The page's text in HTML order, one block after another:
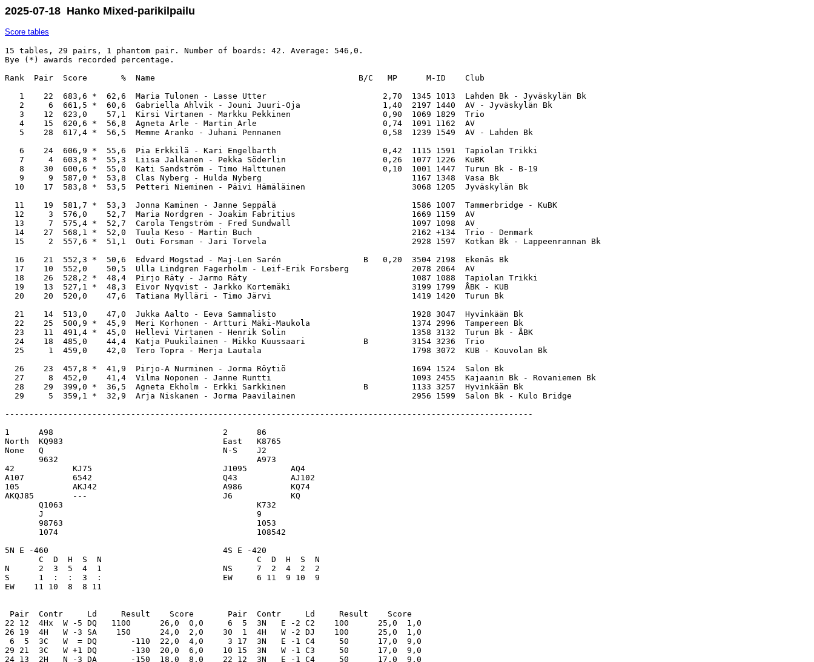
2025-07-18 Hanko Mixed-parikilpailu
Score tables
15 tables, 29 pairs, 1 phantom pair. Number of boards: 42. Average: 546,0.
Bye (*) awards recorded percentage.
Rank  Pair  Score       %  Name                                          B/C   MP      M-ID    Club
   1    22  683,6 *  62,6  Maria Tulonen - Lasse Utter                        2,70  1345 1013  Lahden Bk - Jyväskylän Bk
   2     6  661,5 *  60,6  Gabriella Ahlvik - Jouni Juuri-Oja                 1,40  2197 1440  AV - Jyväskylän Bk
   3    12  623,0    57,1  Kirsi Virtanen - Markku Pekkinen                   0,90  1069 1829  Trio
   4    15  620,6 *  56,8  Agneta Arle - Martin Arle                          0,74  1091 1162  AV
   5    28  617,4 *  56,5  Memme Aranko - Juhani Pennanen                     0,58  1239 1549  AV - Lahden Bk
   6    24  606,9 *  55,6  Pia Erkkilä - Kari Engelbarth                      0,42  1115 1591  Tapiolan Trikki
   7     4  603,8 *  55,3  Liisa Jalkanen - Pekka Söderlin                    0,26  1077 1226  KuBK
   8    30  600,6 *  55,0  Kati Sandström - Timo Halttunen                    0,10  1001 1447  Turun Bk - B-19
   9     9  587,0 *  53,8  Clas Nyberg - Hulda Nyberg                               1167 1348  Vasa Bk
  10    17  583,8 *  53,5  Petteri Nieminen - Päivi Hämäläinen                      3068 1205  Jyväskylän Bk
  11    19  581,7 *  53,3  Jonna Kaminen - Janne Seppälä                            1586 1007  Tammerbridge - KuBK
  12     3  576,0    52,7  Maria Nordgren - Joakim Fabritius                        1669 1159  AV
  13     7  575,4 *  52,7  Carola Tengström - Fred Sundwall                         1097 1098  AV
  14    27  568,1 *  52,0  Tuula Keso - Martin Buch                                 2162 +134  Trio - Denmark
  15     2  557,6 *  51,1  Outi Forsman - Jari Torvela                              2928 1597  Kotkan Bk - Lappeenrannan Bk
  16    21  552,3 *  50,6  Edvard Mogstad - Maj-Len Sarén                 B   0,20  3504 2198  Ekenäs Bk
  17    10  552,0    50,5  Ulla Lindgren Fagerholm - Leif-Erik Forsberg             2078 2064  AV
  18    26  528,2 *  48,4  Pirjo Räty - Jarmo Räty                                  1087 1088  Tapiolan Trikki
  19    13  527,1 *  48,3  Eivor Nyqvist - Jarkko Kortemäki                         3199 1799  ÅBK - KUB
  20    20  520,0    47,6  Tatiana Mylläri - Timo Järvi                             1419 1420  Turun Bk
  21    14  513,0    47,0  Jukka Aalto - Eeva Sammalisto                            1928 3047  Hyvinkään Bk
  22    25  500,9 *  45,9  Meri Korhonen - Artturi Mäki-Maukola                     1374 2996  Tampereen Bk
  23    11  491,4 *  45,0  Hellevi Virtanen - Henrik Solin                          1358 3132  Turun Bk - ÅBK
  24    18  485,0    44,4  Katja Puukilainen - Mikko Kuussaari            B         3154 3236  Trio
  25     1  459,0    42,0  Tero Topra - Merja Lautala                               1798 3072  KUB - Kouvolan Bk
  26    23  457,8 *  41,9  Pirjo-A Nurminen - Jorma Röytiö                          1694 1524  Salon Bk
  27     8  452,0    41,4  Vilma Noponen - Janne Runtti                             1093 2455  Kajaanin Bk - Rovaniemen Bk
  28    29  399,0 *  36,5  Agneta Ekholm - Erkki Sarkkinen                B         1133 3257  Hyvinkään Bk